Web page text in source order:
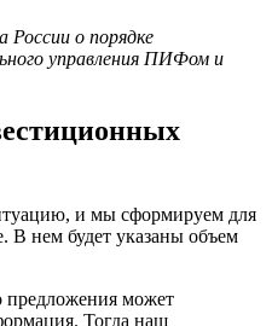
России о порядке
управления ПИФом и
и мы сформируем для
В нем будет указаны объем
предложения может
Тогда наш